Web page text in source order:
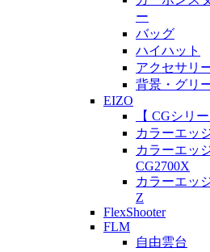
ー
バッグ
ハイハット
アクセサリ
背景・グリ
EIZO
【 CGシリー
カラーエッ
カラーエッ
CG2700X
カラーエッ
Z
FlexShooter
FLM
自由雲台